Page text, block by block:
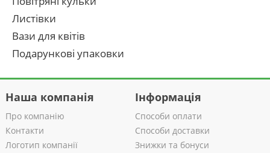
Листівки
Вази для квітів
Подарункові упаковки
Наша компанія
Про компанію
Контакти
Логотип компанії
Інформація
Способи оплати
Способи доставки
Знижки та бонуси